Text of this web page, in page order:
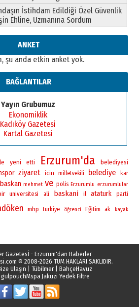
bir Alperen…
idi… Hakka yürüdü.!
Perşembe
Faruk Terzioğlu!
Erzurum’a
proje daha!
2026 Pazar
İstihdam Edildiği Özel Güvenlik
Ehline, Uzmanına Sordum
ANKET
şu anda etkin anket yok.
BAĞLANTILAR
Yayın Grubumuz
Ekonomiklik
Kadıköy Gazetesi
Kartal Gazetesi
yeni etti Erzurum'da belediyesi
ziyaret icin milletvekili belediye kar
baskan mehmet ve polis Erzurumlu erzurumlular
universitesi ali baskani il ataturk parti
mhp turkiye öğrenci Eğitim ak kayak
Gazetesİ - Erzurum'dan Haberler
© 2008-2026 TÜM HAKLARI SAKLIDIR.
Ulaşın Tübilmer| BahçeHavuz
gulpouchMspa Jakuzi Yedek Filtre